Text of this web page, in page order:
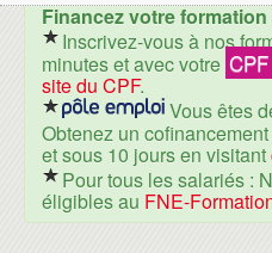
Financez votre formation
Inscrivez-vous à nos
minutes et avec votre CPF
site du CPF.
Vous êtes
Obtenez un
et sous 10 jours en visitant
Pour tous les salariés :
éligibles au FNE-